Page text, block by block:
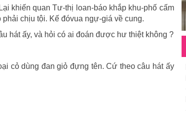
khiến quan Tư-thị loan-báo khắp khu-phố cấm
chịu tội. Kế đóvua ngự-giá về cung.
hát ấy, và hỏi có ai đoán được hư thiệt không ?
cỏ dùng đan giỏ đựng tên. Cứ theo câu hát ấy